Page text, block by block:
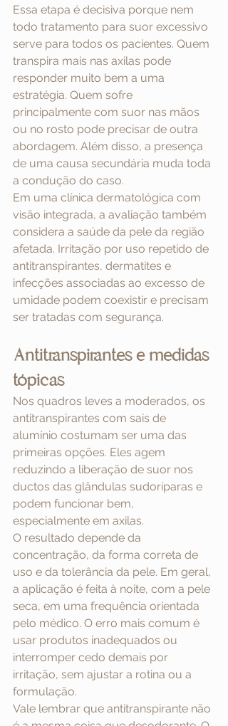
Essa etapa é decisiva porque nem
todo tratamento para suor excessivo
serve para todos os pacientes. Quem
transpira mais nas axilas pode
responder muito bem a uma
estratégia. Quem sofre
principalmente com suor nas mãos
ou no rosto pode precisar de outra
abordagem. Além disso, a presença
de uma causa secundária muda toda
a condução do caso.
Em uma clínica dermatológica com
visão integrada, a avaliação também
considera a saúde da pele da região
afetada. Irritação por uso repetido de
antitranspirantes, dermatites e
infecções associadas ao excesso de
umidade podem coexistir e precisam
ser tratadas com segurança.
Antitranspirantes e medidas
tópicas
Nos quadros leves a moderados, os
antitranspirantes com sais de
alumínio costumam ser uma das
primeiras opções. Eles agem
reduzindo a liberação de suor nos
ductos das glândulas sudoríparas e
podem funcionar bem,
especialmente em axilas.
O resultado depende da
concentração, da forma correta de
uso e da tolerância da pele. Em geral,
a aplicação é feita à noite, com a pele
seca, em uma frequência orientada
pelo médico. O erro mais comum é
usar produtos inadequados ou
interromper cedo demais por
irritação, sem ajustar a rotina ou a
formulação.
Vale lembrar que antitranspirante não